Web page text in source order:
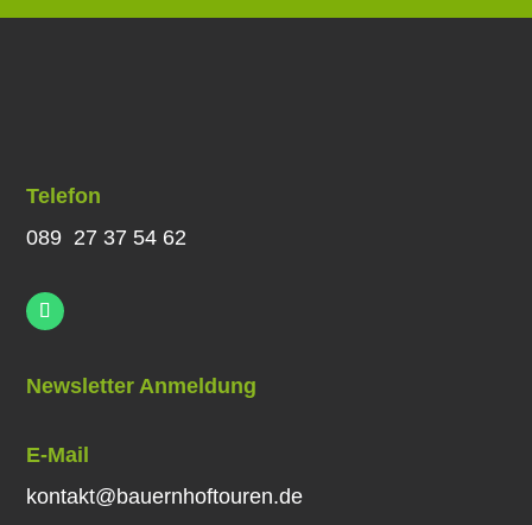
Telefon
089 27 37 54 62
Newsletter Anmeldung
E-Mail
kontakt@bauernhoftouren.de